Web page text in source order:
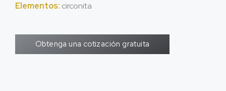
Elementos: circonita
Obtenga una cotización gratuita